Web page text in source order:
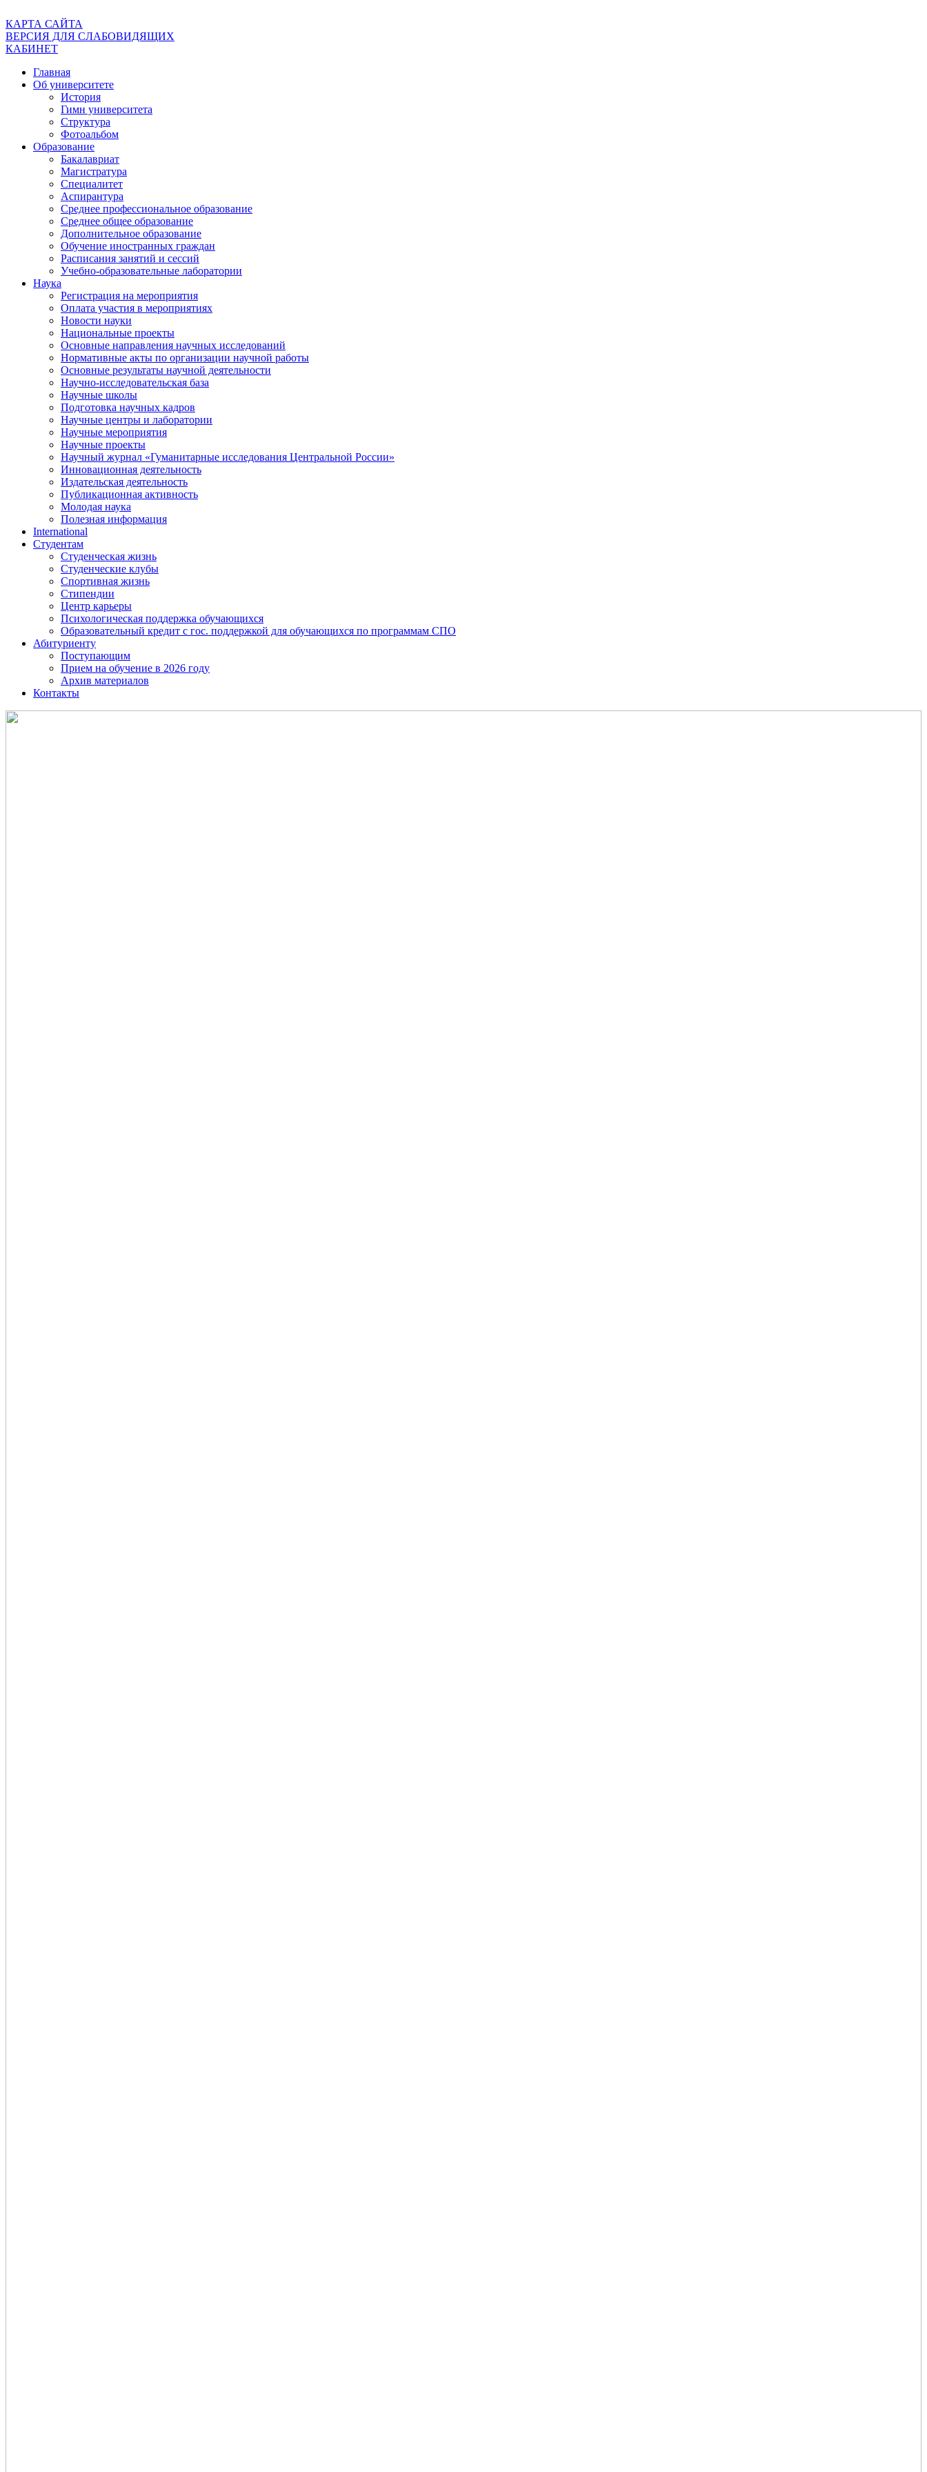
КАРТА САЙТА
ВЕРСИЯ ДЛЯ СЛАБОВИДЯЩИХ
КАБИНЕТ
Главная
Об университете
История
Гимн университета
Структура
Фотоальбом
Образование
Бакалавриат
Магистратура
Специалитет
Аспирантура
Среднее профессиональное образование
Среднее общее образование
Дополнительное образование
Обучение иностранных граждан
Расписания занятий и сессий
Учебно-образовательные лаборатории
Наука
Регистрация на мероприятия
Оплата участия в мероприятиях
Новости науки
Национальные проекты
Основные направления научных исследований
Нормативные акты по организации научной работы
Основные результаты научной деятельности
Научно-исследовательская база
Научные школы
Подготовка научных кадров
Научные центры и лаборатории
Научные мероприятия
Научные проекты
Научный журнал «Гуманитарные исследования Центральной России»
Инновационная деятельность
Издательская деятельность
Публикационная активность
Молодая наука
Полезная информация
International
Студентам
Студенческая жизнь
Студенческие клубы
Спортивная жизнь
Стипендии
Центр карьеры
Психологическая поддержка обучающихся
Образовательный кредит с гос. поддержкой для обучающихся по программам СПО
Абитуриенту
Поступающим
Прием на обучение в 2026 году
Архив материалов
Контакты